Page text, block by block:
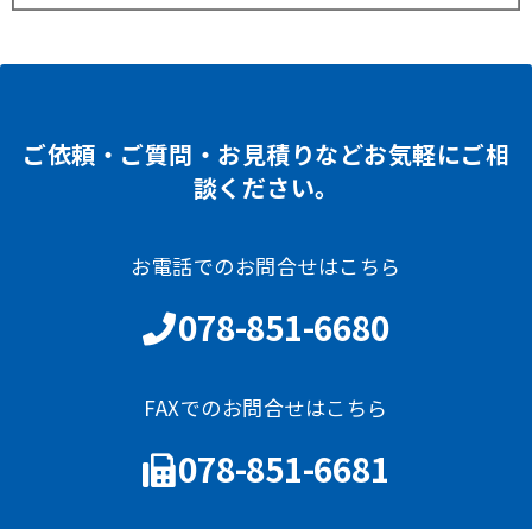
ご依頼・ご質問・お見積りなどお気軽にご相
談ください。
お電話でのお問合せはこちら
078-851-6680
FAXでのお問合せはこちら
078-851-6681